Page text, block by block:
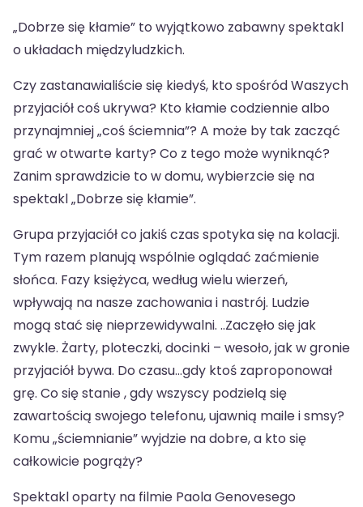
„Dobrze się kłamie” to wyjątkowo zabawny spektakl
o układach międzyludzkich.
Czy zastanawialiście się kiedyś, kto spośród Waszych
przyjaciół coś ukrywa? Kto kłamie codziennie albo
przynajmniej „coś ściemnia”? A może by tak zacząć
grać w otwarte karty? Co z tego może wyniknąć?
Zanim sprawdzicie to w domu, wybierzcie się na
spektakl „Dobrze się kłamie”.
Grupa przyjaciół co jakiś czas spotyka się na kolacji.
Tym razem planują wspólnie oglądać zaćmienie
słońca. Fazy księżyca, według wielu wierzeń,
wpływają na nasze zachowania i nastrój. Ludzie
mogą stać się nieprzewidywalni. ..Zaczęło się jak
zwykle. Żarty, ploteczki, docinki – wesoło, jak w gronie
przyjaciół bywa. Do czasu…gdy ktoś zaproponował
grę. Co się stanie , gdy wszyscy podzielą się
zawartością swojego telefonu, ujawnią maile i smsy?
Komu „ściemnianie” wyjdzie na dobre, a kto się
całkowicie pogrąży?
Spektakl oparty na filmie Paola Genovesego